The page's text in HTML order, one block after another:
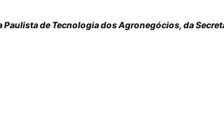
de Tecnologia dos Agronegócios, da